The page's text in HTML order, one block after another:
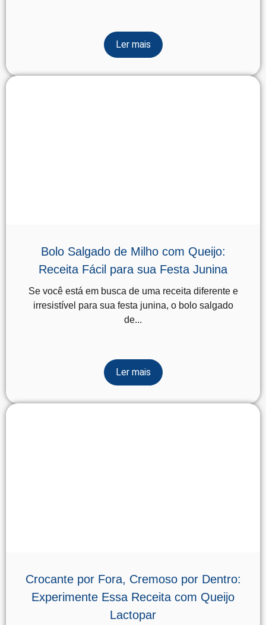
Ler mais
Bolo Salgado de Milho com Queijo:
Receita Fácil para sua Festa Junina
Se você está em busca de uma receita diferente e
irresistível para sua festa junina, o bolo salgado
de...
Ler mais
Crocante por Fora, Cremoso por Dentro:
Experimente Essa Receita com Queijo
Lactopar